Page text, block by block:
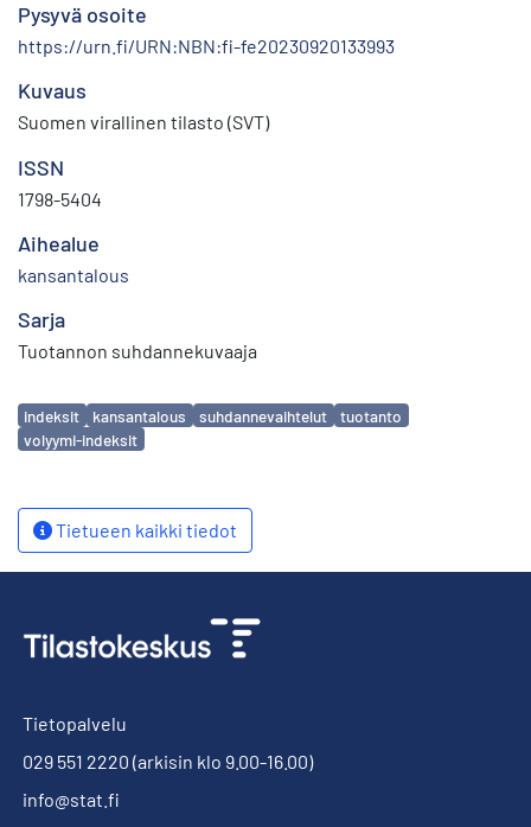
Pysyvä osoite
https://urn.fi/URN:NBN:fi-fe20230920133993
Kuvaus
Suomen virallinen tilasto (SVT)
ISSN
1798-5404
Aihealue
kansantalous
Sarja
Tuotannon suhdannekuvaaja
Avainsanat
indeksit kansantalous suhdannevaihtelut
tuotanto
volyymi-indeksit
Tietueen kaikki tiedot
Tietopalvelu
029 551 2220 (arkisin klo 9.00-16.00)
info@stat.fi